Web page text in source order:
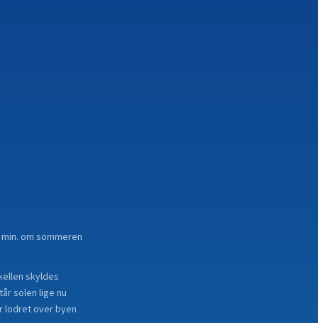
om sommeren
skyldes
solen lige nu
lodret over byen